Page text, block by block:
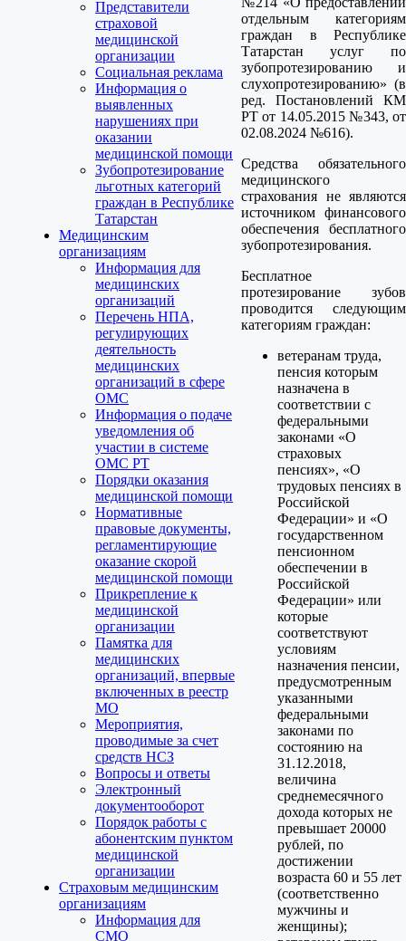
Представители
страховой
медицинской
организации
Социальная реклама
Информация о
выявленных
нарушениях при
оказании
медицинской помощи
Зубопротезирование
льготных категорий
граждан в Республике
Татарстан
Медицинским
организациям
Информация для
медицинских
организаций
Перечень НПА,
регулирующих
деятельность
медицинских
организаций в сфере
ОМС
Информация о подаче
уведомления об
участии в системе
ОМС РТ
Порядки оказания
медицинской помощи
Нормативные
правовые документы,
регламентирующие
оказание скорой
медицинской помощи
Прикрепление к
медицинской
организации
Памятка для
медицинских
организаций, впервые
включенных в реестр
МО
Мероприятия,
проводимые за счет
средств НСЗ
Вопросы и ответы
Электронный
документооборот
Порядок работы с
абонентским пунктом
медицинской
организации
Страховым медицинским
организациям
Информация для
СМО
отдельным категориям
граждан в Республике
Татарстан услуг по
зубопротезированию и
слухопротезированию» (в
ред. Постановлений КМ
РТ от 14.05.2015 №343, от
02.08.2024 №616).
Средства обязательного
медицинского
страхования не являются
источником финансового
обеспечения бесплатного
зубопротезирования.
Бесплатное
протезирование зубов
проводится следующим
категориям граждан:
ветеранам труда,
пенсия которым
назначена в
соответствии с
федеральными
законами «О
страховых
пенсиях», «О
трудовых пенсиях в
Российской
Федерации» и «О
государственном
пенсионном
обеспечении в
Российской
Федерации» или
которые
соответствуют
условиям
назначения пенсии,
предусмотренным
указанными
федеральными
законами по
состоянию на
31.12.2018,
величина
среднемесячного
дохода которых не
превышает 20000
рублей, по
достижении
возраста 60 и 55 лет
(соответственно
мужчины и
женщины);